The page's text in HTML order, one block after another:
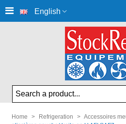
English
Home > Refrigeration > Accessoires